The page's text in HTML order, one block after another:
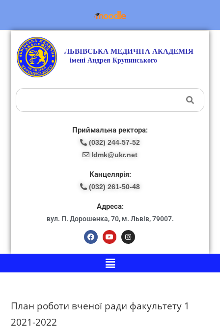
Приймальна ректора:
(032) 244-57-52
ldmk@ukr.net
Канцелярія:
(032) 261-50-48
Адреса:
вул. П. Дорошенка, 70, м. Львів, 79007.
План роботи вченої ради факультету 1
2021-2022